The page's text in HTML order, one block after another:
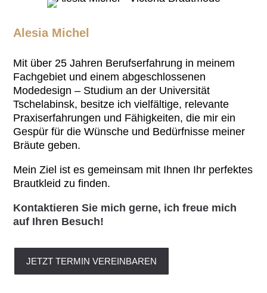
Alesia Michel
Mit über 25 Jahren Berufserfahrung in meinem
Fachgebiet und einem abgeschlossenen
Modedesign – Studium an der Universität
Tschelabinsk, besitze ich vielfältige, relevante
Praxiserfahrungen und Fähigkeiten, die mir ein
Gespür für die Wünsche und Bedürfnisse meiner
Bräute geben.
Mein Ziel ist es gemeinsam mit Ihnen Ihr perfektes
Brautkleid zu finden.
Kontaktieren Sie mich gerne, ich freue mich
auf Ihren Besuch!
JETZT TERMIN VEREINBAREN